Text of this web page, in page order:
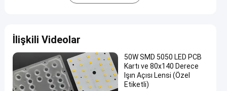
Için
Dikey
65x150
Derece
İlişkili Videolar
50W SMD 5050 LED PCB
Kartı ve 80x140 Derece
Işın Açısı Lensi (Özel
Etiketli)